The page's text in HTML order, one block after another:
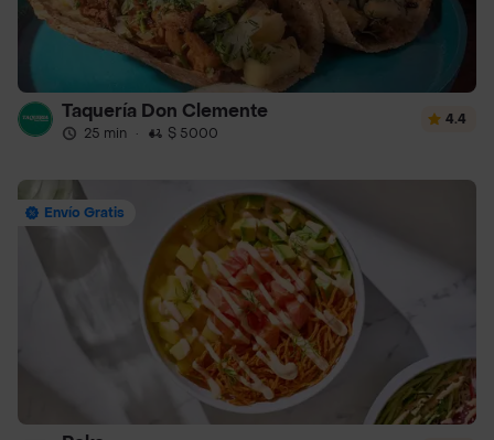
Taquería Don Clemente
25 min · $ 5000
4.4
Envío Gratis